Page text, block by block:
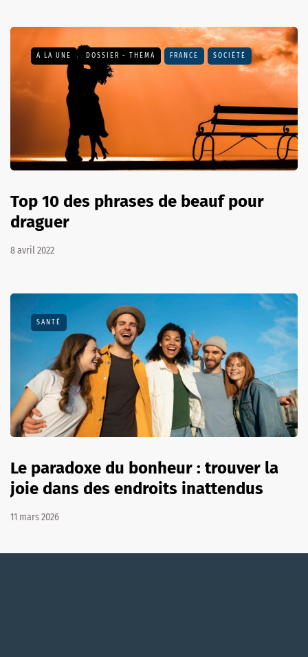
A LA UNE DOSSIER - THEMA FRANCE SOCIÉTÉ
Top 10 des phrases de beauf pour
draguer
8 avril 2022
SANTÉ
Le paradoxe du bonheur : trouver la
joie dans des endroits inattendus
11 mars 2026